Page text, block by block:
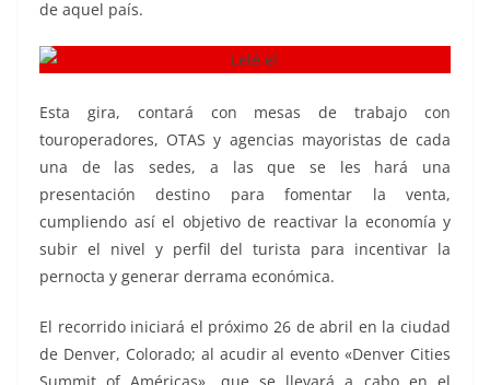
de aquel país.
Esta gira, contará con mesas de trabajo con
touroperadores, OTAS y agencias mayoristas de cada
una de las sedes, a las que se les hará una
presentación destino para fomentar la venta,
cumpliendo así el objetivo de reactivar la economía y
subir el nivel y perfil del turista para incentivar la
pernocta y generar derrama económica.
El recorrido iniciará el próximo 26 de abril en la ciudad
de Denver, Colorado; al acudir al evento «Denver Cities
Summit of Américas», que se llevará a cabo en el